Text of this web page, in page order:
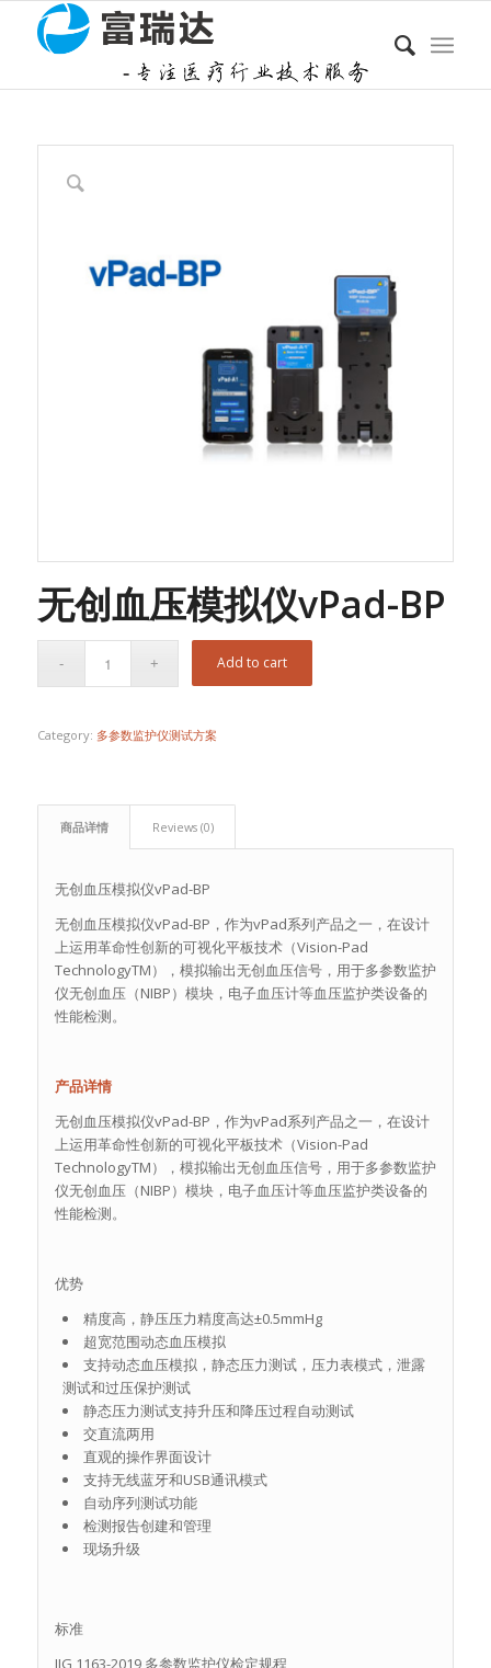
无创血压模拟仪vPad-BP
Add to cart
Category: 多参数监护仪测试方案
商品详情 Reviews (0)
无创血压模拟仪vPad-BP
无创血压模拟仪vPad-BP，作为vPad系列产品之一，在设计
上运用革命性创新的可视化平板技术（Vision-Pad
TechnologyTM），模拟输出无创血压信号，用于多参数监护
仪无创血压（NIBP）模块，电子血压计等血压监护类设备的
性能检测。
产品详情
无创血压模拟仪vPad-BP，作为vPad系列产品之一，在设计
上运用革命性创新的可视化平板技术（Vision-Pad
TechnologyTM），模拟输出无创血压信号，用于多参数监护
仪无创血压（NIBP）模块，电子血压计等血压监护类设备的
性能检测。
优势
精度高，静压压力精度高达±0.5mmHg
超宽范围动态血压模拟
支持动态血压模拟，静态压力测试，压力表模式，泄露
测试和过压保护测试
静态压力测试支持升压和降压过程自动测试
交直流两用
直观的操作界面设计
支持无线蓝牙和USB通讯模式
自动序列测试功能
检测报告创建和管理
现场升级
标准
JJG 1163-2019 多参数监护仪检定规程